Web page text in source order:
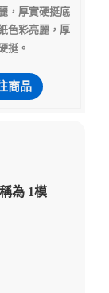
，厚實硬挺底
色彩亮麗，厚
挺。
商品
為 1模